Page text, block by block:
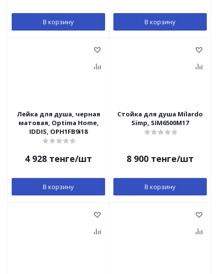
В корзину В корзину
Лейка для душа, черная
матовая, Optima Home,
IDDIS, OPH1FB9i18
4 928 тенге/шт
В корзину
Стойка для душа Milardo
Simp, SIM6500M17
8 900 тенге/шт
В корзину